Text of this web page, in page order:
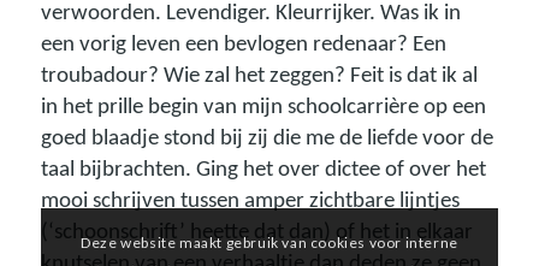
verwoorden. Levendiger. Kleurrijker. Was ik in
een vorig leven een bevlogen redenaar? Een
troubadour? Wie zal het zeggen? Feit is dat ik al
in het prille begin van mijn schoolcarrière op een
goed blaadje stond bij zij die me de liefde voor de
taal bijbrachten. Ging het over dictee of over het
mooi schrijven tussen amper zichtbare lijntjes
(‘schoonschrift’ heette dat dan) of het in elkaar
Deze website maakt gebruik van cookies voor interne